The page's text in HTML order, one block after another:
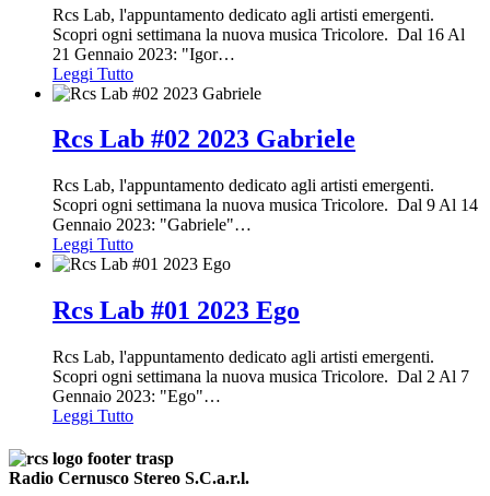
Rcs Lab, l'appuntamento dedicato agli artisti emergenti.
Scopri ogni settimana la nuova musica Tricolore. Dal 16 Al
21 Gennaio 2023: "Igor…
Leggi Tutto
Rcs Lab #02 2023 Gabriele
Rcs Lab, l'appuntamento dedicato agli artisti emergenti.
Scopri ogni settimana la nuova musica Tricolore. Dal 9 Al 14
Gennaio 2023: "Gabriele"…
Leggi Tutto
Rcs Lab #01 2023 Ego
Rcs Lab, l'appuntamento dedicato agli artisti emergenti.
Scopri ogni settimana la nuova musica Tricolore. Dal 2 Al 7
Gennaio 2023: "Ego"…
Leggi Tutto
Radio Cernusco Stereo S.C.a.r.l.